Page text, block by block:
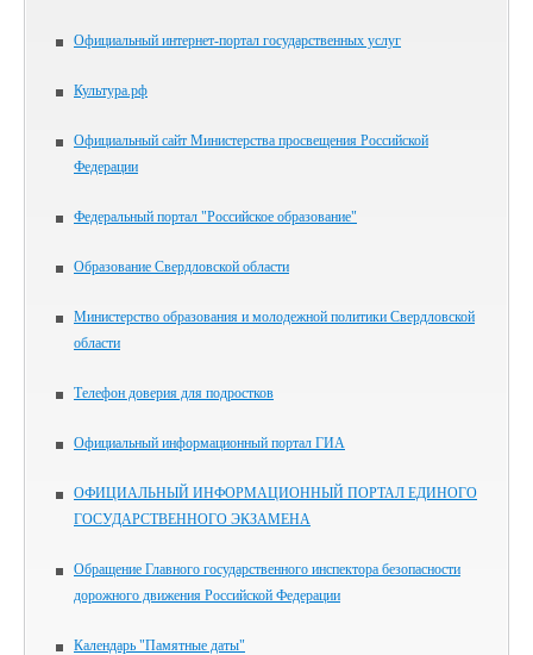
Официальный интернет-портал государственных услуг
Культура.рф
Официальный сайт Министерства просвещения Российской
Федерации
Федеральный портал "Российское образование"
Образование Свердловской области
Министерство образования и молодежной политики Свердловской
области
Телефон доверия для подростков
Официальный информационный портал ГИА
ОФИЦИАЛЬНЫЙ ИНФОРМАЦИОННЫЙ ПОРТАЛ ЕДИНОГО
ГОСУДАРСТВЕННОГО ЭКЗАМЕНА
Обращение Главного государственного инспектора безопасности
дорожного движения Российской Федерации
Календарь "Памятные даты"